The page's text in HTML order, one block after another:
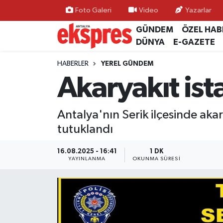
Foto Galeri Video Yazarlar
GÜNDEM ÖZEL
DÜNYA
E-GAZETE
HABERLER YEREL GÜNDEM
Akaryakıt
Antalya'nın Serik ilçesinde
tutuklandı
16.08.2025 - 16:41
YAYINLANMA
1 DK
OKUNMA SÜRESI
ÖZEL HABER
GÜNDEM
YEREL GÜNDEM
EKONOMİ
Nöbetçi Eczaneler
Hava Durumu
Trafik Durumu
Süper Lig Puan Durumu ve Fikstür